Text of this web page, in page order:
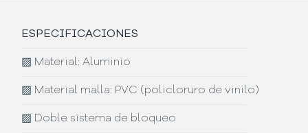
ESPECIFICACIONES
▨ Material: Aluminio
▨ Material malla: PVC (policloruro de vinilo)
▨ Doble sistema de bloqueo